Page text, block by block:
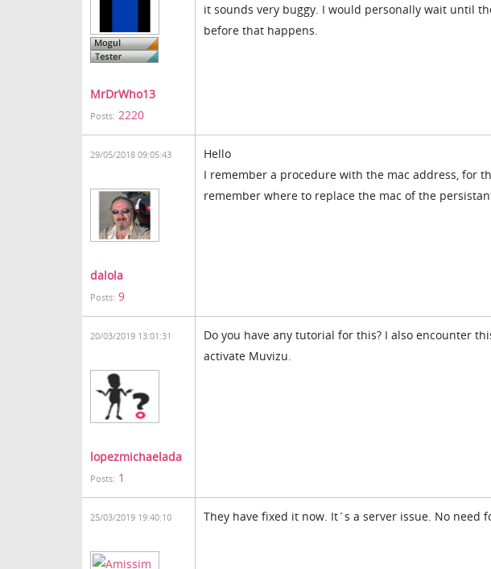
MrDrWho13
Posts: 2220
it sounds very buggy. I would personally wait until
before that happens.
29/05/2018 09:05:43
dalola
Posts: 9
Hello
I remember a procedure with the mac address, for
remember where to replace the mac of the
20/03/2019 13:01:31
lopezmichaelada
Posts: 1
Do you have any tutorial for this? I also encounter
activate Muvizu.
25/03/2019 19:40:10 They have fixed it now. It´s a server issue. No need